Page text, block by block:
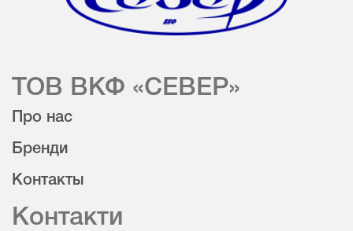
ТОВ ВКФ «СЕВЕР»
Про нас
Бренди
Контакты
Контакти